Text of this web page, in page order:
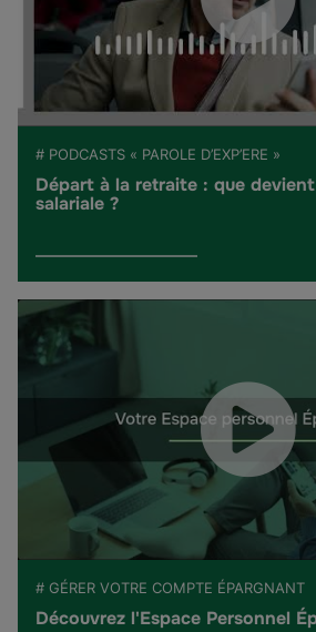
# PODCASTS « PAROLE D’EXP’ERE »
Départ à la retraite : que
salariale ?
# GÉRER VOTRE COMPTE ÉPARGNANT
Découvrez l'Espace Personnel